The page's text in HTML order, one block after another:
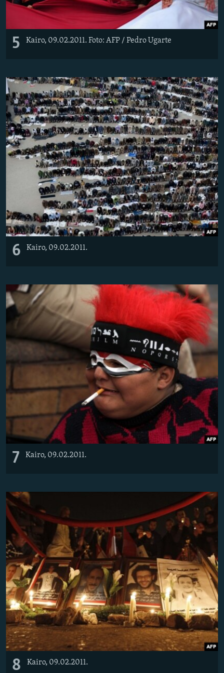
5 Kairo, 09.02.2011. Foto: AFP / Pedro Ugarte
6 Kairo, 09.02.2011.
7 Kairo, 09.02.2011.
8 Kairo, 09.02.2011.